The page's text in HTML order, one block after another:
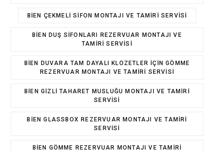
BIEN ÇEKMELI SIFON MONTAJI VE TAMIRI SERVISI
BIEN DUŞ SIFONLARI REZERVUAR MONTAJI VE
TAMIRI SERVISI
BIEN DUVARA TAM DAYALI KLOZETLER IÇIN GÖMME
REZERVUAR MONTAJI VE TAMIRI SERVISI
BIEN GIZLI TAHARET MUSLUĞU MONTAJI VE TAMIRI
SERVISI
BIEN GLASSBOX REZERVUAR MONTAJI VE TAMIRI
SERVISI
BIEN GÖMME REZERVUAR MONTAJI VE TAMIRI